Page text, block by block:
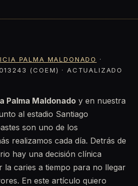
PALMA MALDONADO
·
(COEM) · ACTUALIZADO
Palma Maldonado y en nuestra
al estadio Santiago
son uno de los
realizamos cada día. Detrás de
hay una decisión clínica
la caries a tiempo para no llegar
En este artículo quiero